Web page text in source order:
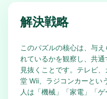
解決戦略
このパズルの核心は、与
れているかを観察し、共
見抜くことです。テレビ
堂 Wii、ラジコンカーとい
人は「機械」「家電」「